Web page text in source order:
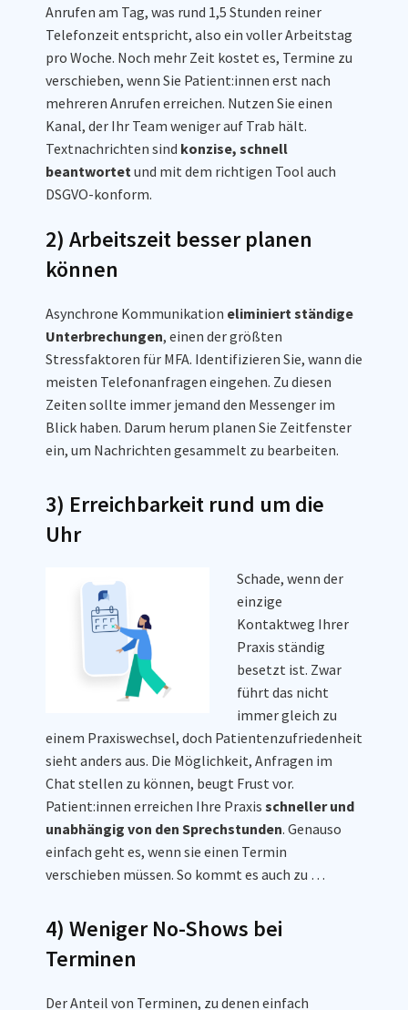
Anrufen am Tag, was rund 1,5 Stunden reiner
Telefonzeit entspricht, also ein voller Arbeitstag
pro Woche. Noch mehr Zeit kostet es, Termine zu
verschieben, wenn Sie Patient:innen erst nach
mehreren Anrufen erreichen. Nutzen Sie einen
Kanal, der Ihr Team weniger auf Trab hält.
Textnachrichten sind konzise, schnell
beantwortetund mit dem richtigen Tool auch
DSGVO-konform.
2) Arbeitszeit besser planen
können
Asynchrone Kommunikation eliminiert ständige
Unterbrechungen, einen der größten
Stressfaktoren für MFA. Identifizieren Sie, wann die
meisten Telefonanfragen eingehen. Zu diesen
Zeiten sollte immer jemand den Messenger im
Blick haben. Darum herum planen Sie Zeitfenster
ein, um Nachrichten gesammelt zu bearbeiten.
3) Erreichbarkeit rund um die
Uhr
Schade, wenn der
einzige
Kontaktweg Ihrer
Praxis ständig
besetzt ist. Zwar
führt das nicht
immer gleich zu
einem Praxiswechsel, doch Patientenzufriedenheit
sieht anders aus. Die Möglichkeit, Anfragen im
Chat stellen zu können, beugt Frust vor.
Patient:innen erreichen Ihre Praxis schneller und
unabhängig von den Sprechstunden. Genauso
einfach geht es, wenn sie einen Termin
verschieben müssen. So kommt es auch zu …
4) Weniger No-Shows bei
Terminen
Der Anteil von Terminen, zu denen einfach